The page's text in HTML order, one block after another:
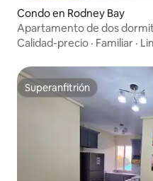
Condo en Rodney Bay
Apartamento de dos
Calidad-precio · Familiar ·
Superanfitrión
Superanfitrión